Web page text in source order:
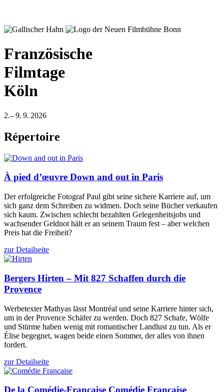
Französische
Filmtage
Köln
2.– 9. 9. 2026
Répertoire
À pied d’œuvre Down and out in Paris
Der erfolgreiche Fotograf Paul gibt seine sichere Karriere auf, um
sich ganz dem Schreiben zu widmen. Doch seine Bücher verkaufen
sich kaum. Zwischen schlecht bezahlten Gelegenheitsjobs und
wachsender Geldnot hält er an seinem Traum fest – aber welchen
Preis hat die Freiheit?
zur Detailseite
Bergers Hirten – Mit 827 Schaffen durch die
Provence
Werbetexter Mathyas lässt Montréal und seine Karriere hinter sich,
um in der Provence Schäfer zu werden. Doch 827 Schafe, Wölfe
und Stürme haben wenig mit romantischer Landlust zu tun. Als er
Élise begegnet, wagen beide einen Sommer, der alles von ihnen
fordert.
zur Detailseite
De la Comédie-Française Comédie Française